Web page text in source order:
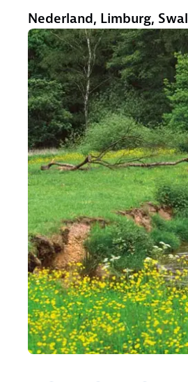
Nederland, Limburg,